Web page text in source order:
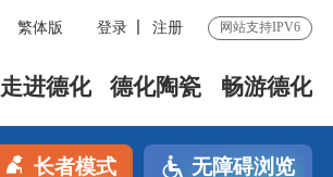
繁体版 登录 注册 网站支持IPV6
走进德化 德化陶瓷 畅游德化
长者模式 无障碍浏览